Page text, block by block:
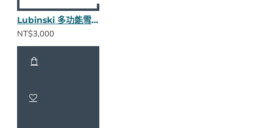
Lubinski 多功能雪茄剪(藍)
NT$3,000